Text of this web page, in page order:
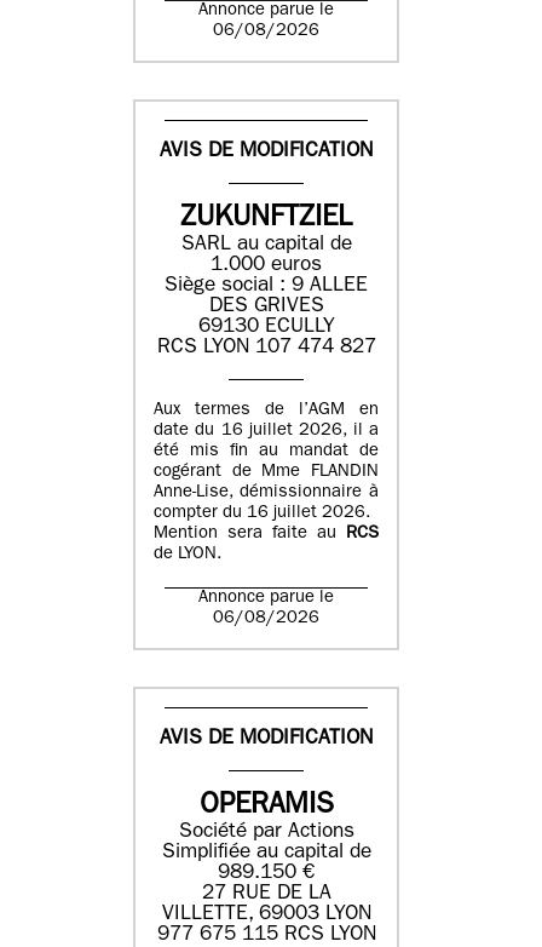
Annonce parue le
06/08/2026
AVIS DE MODIFICATION
ZUKUNFTZIEL
SARL au capital de
1.000 euros
Siège social : 9 ALLEE
DES GRIVES
69130 ECULLY
RCS LYON 107 474 827
Aux termes de l’AGM en
date du 16 juillet 2026, il a
été mis fin au mandat de
cogérant de Mme FLANDIN
Anne-Lise, démissionnaire à
compter du 16 juillet 2026.
Mention sera faite au RCS
de LYON.
Annonce parue le
06/08/2026
AVIS DE MODIFICATION
OPERAMIS
Société par Actions
Simplifiée au capital de
989.150 €
27 RUE DE LA
VILLETTE, 69003 LYON
977 675 115 RCS LYON